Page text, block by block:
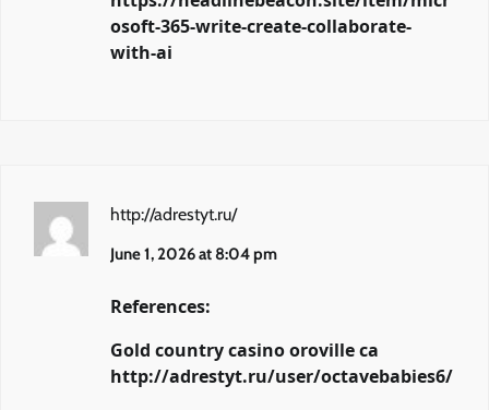
osoft-365-write-create-collaborate-
with-ai
http://adrestyt.ru/
June 1, 2026 at 8:04 pm
References:
Gold country casino oroville ca
http://adrestyt.ru/user/octavebabies6/